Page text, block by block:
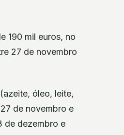
190 mil euros, no
27 de novembro
óleo, leite,
de novembro e
de dezembro e